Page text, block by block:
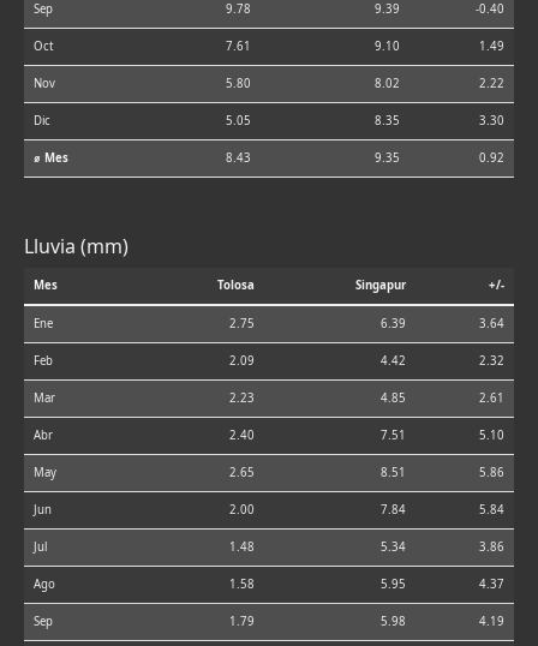
Sep 9.78 9.39 -0.40
Oct 7.61 9.10 1.49
Nov 5.80 8.02 2.22
Dic 5.05 8.35 3.30
⌀ Mes 8.43 9.35 0.92
Lluvia (mm)
Mes Tolosa Singapur +/-
Ene 2.75 6.39 3.64
Feb 2.09 4.42 2.32
Mar 2.23 4.85 2.61
Abr 2.40 7.51 5.10
May 2.65 8.51 5.86
Jun 2.00 7.84 5.84
Jul 1.48 5.34 3.86
Ago 1.58 5.95 4.37
Sep 1.79 5.98 4.19